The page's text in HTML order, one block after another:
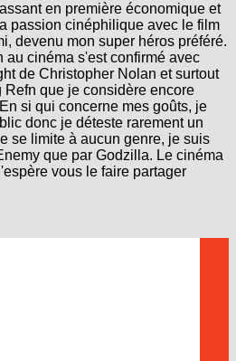
en première économique et
passion cinéphilique avec le film
devenu mon super héros préféré.
au cinéma s'est confirmé avec
de Christopher Nolan et surtout
que je considère encore
si qui concerne mes goûts, je
donc je déteste rarement un
se limite à aucun genre, je suis
que par Godzilla. Le cinéma
vous le faire partager